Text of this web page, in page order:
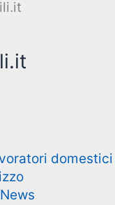
domestici